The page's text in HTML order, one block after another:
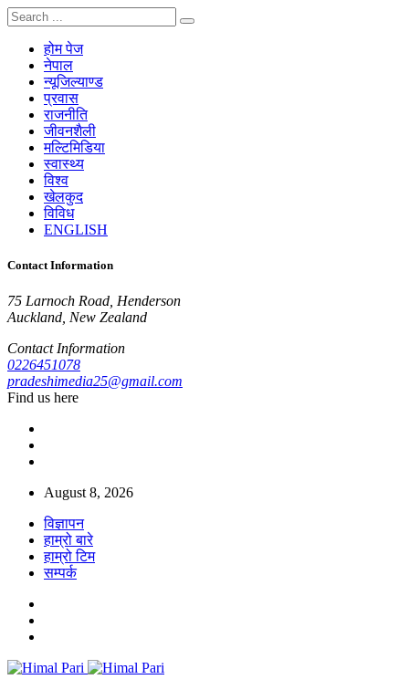
होम पेज
नेपाल
न्यूजिल्याण्ड
प्रवास
राजनीति
जीवनशैली
मल्टिमिडिया
स्वास्थ्य
विश्व
खेलकुद
विविध
ENGLISH
Contact Information
75 Larnoch Road, Henderson
Auckland, New Zealand
Contact Information
0226451078
pradeshimedia25@gmail.com
Find us here
August 8, 2026
विज्ञापन
हाम्रो बारे
हाम्रो टिम
सम्पर्क